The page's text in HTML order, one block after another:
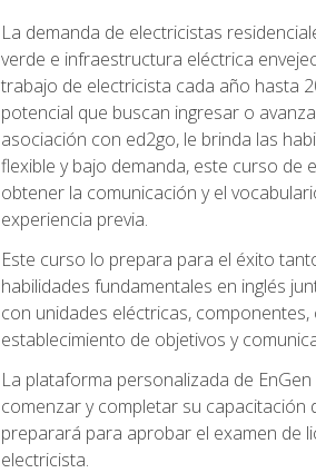
La demanda de electricistas
verde e infraestructura eléctrica
trabajo de electricista cada año hasta
potencial que buscan ingresar o
asociación con ed2go, le brinda las
flexible y bajo demanda, este curso de
obtener la comunicación y el
experiencia previa.
Este curso lo prepara para el éxito
habilidades fundamentales en inglés
con unidades eléctricas,
establecimiento de objetivos y
La plataforma personalizada de
comenzar y completar su capacitación
preparará para aprobar el examen de
electricista.